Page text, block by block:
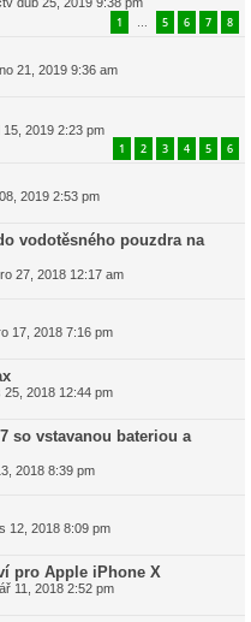
1 … 5 6 7 8
21, 2019 9:36 am
15, 2019 2:23 pm
1 2 3 4 5 6
2019 2:53 pm
vodotěsného pouzdra na
27, 2018 12:17 am
17, 2018 7:16 pm
25, 2018 12:44 pm
so vstavanou bateriou a
2018 8:39 pm
12, 2018 8:09 pm
pro Apple iPhone X
11, 2018 2:52 pm